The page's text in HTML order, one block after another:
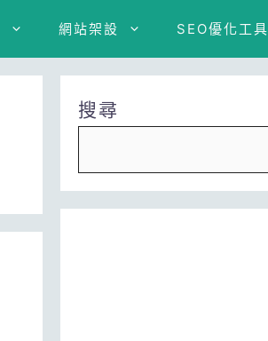
網站架設 SEO優化工具
搜尋